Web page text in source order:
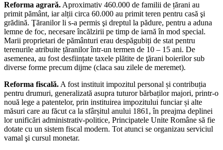
Reforma agrară. Aproximativ 460.000 de familii de țărani au
primit pământ, iar alții circa 60.000 au primit teren pentru casă şi
grădină. Ţăranilor li s-a permis şi dreptul la pădure, pentru a aduna
lemne de foc, necesare încălzirii pe timp de iarnă în mod special.
Marii proprietari de pământuri erau despăgubiți de stat pentru
terenurile atribuite țăranilor într-un termen de 10 – 15 ani. De
asemenea, au fost desființate taxele plătite de ţărani boierilor sub
diverse forme precum dijme (claca sau zilele de meremet).
Reforma fiscală. A fost instituit impozitul personal și contribuția
pentru drumuri, generalizată asupra tuturor bărbaților majori, printr-o
nouă lege a patentelor, prin instituirea impozitului funciar și alte
măsuri care au făcut ca la sfârșitul anului 1861, în preajma deplinei
lor unificări administrativ-politice, Principatele Unite Române să fie
dotate cu un sistem fiscal modern. Tot atunci se organizau serviciul
vamal şi cursul monetar.